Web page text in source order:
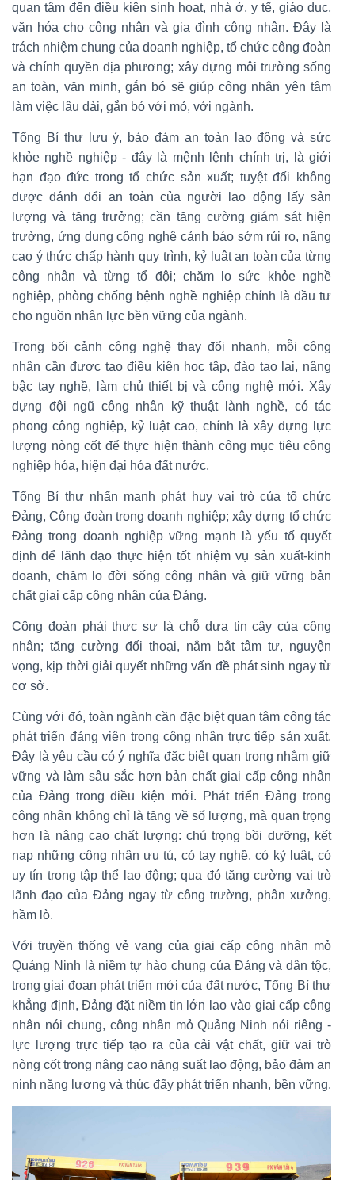
quan tâm đến điều kiện sinh hoạt, nhà ở, y tế, giáo dục,
văn hóa cho công nhân và gia đình công nhân. Đây là
trách nhiệm chung của doanh nghiệp, tổ chức công đoàn
và chính quyền địa phương; xây dựng môi trường sống
an toàn, văn minh, gắn bó sẽ giúp công nhân yên tâm
làm việc lâu dài, gắn bó với mỏ, với ngành.
Tổng Bí thư lưu ý, bảo đảm an toàn lao động và sức
khỏe nghề nghiệp - đây là mệnh lệnh chính trị, là giới
hạn đạo đức trong tổ chức sản xuất; tuyệt đối không
được đánh đổi an toàn của người lao động lấy sản
lượng và tăng trưởng; cần tăng cường giám sát hiện
trường, ứng dụng công nghệ cảnh báo sớm rủi ro, nâng
cao ý thức chấp hành quy trình, kỷ luật an toàn của từng
công nhân và từng tổ đội; chăm lo sức khỏe nghề
nghiệp, phòng chống bệnh nghề nghiệp chính là đầu tư
cho nguồn nhân lực bền vững của ngành.
Trong bối cảnh công nghệ thay đổi nhanh, mỗi công
nhân cần được tạo điều kiện học tập, đào tạo lại, nâng
bậc tay nghề, làm chủ thiết bị và công nghệ mới. Xây
dựng đội ngũ công nhân kỹ thuật lành nghề, có tác
phong công nghiệp, kỷ luật cao, chính là xây dựng lực
lượng nòng cốt để thực hiện thành công mục tiêu công
nghiệp hóa, hiện đại hóa đất nước.
Tổng Bí thư nhấn mạnh phát huy vai trò của tổ chức
Đảng, Công đoàn trong doanh nghiệp; xây dựng tổ chức
Đảng trong doanh nghiệp vững mạnh là yếu tố quyết
định để lãnh đạo thực hiện tốt nhiệm vụ sản xuất-kinh
doanh, chăm lo đời sống công nhân và giữ vững bản
chất giai cấp công nhân của Đảng.
Công đoàn phải thực sự là chỗ dựa tin cậy của công
nhân; tăng cường đối thoại, nắm bắt tâm tư, nguyện
vọng, kịp thời giải quyết những vấn đề phát sinh ngay từ
cơ sở.
Cùng với đó, toàn ngành cần đặc biệt quan tâm công tác
phát triển đảng viên trong công nhân trực tiếp sản xuất.
Đây là yêu cầu có ý nghĩa đặc biệt quan trọng nhằm giữ
vững và làm sâu sắc hơn bản chất giai cấp công nhân
của Đảng trong điều kiện mới. Phát triển Đảng trong
công nhân không chỉ là tăng về số lượng, mà quan trọng
hơn là nâng cao chất lượng: chú trọng bồi dưỡng, kết
nạp những công nhân ưu tú, có tay nghề, có kỷ luật, có
uy tín trong tập thể lao động; qua đó tăng cường vai trò
lãnh đạo của Đảng ngay từ công trường, phân xưởng,
hầm lò.
Với truyền thống vẻ vang của giai cấp công nhân mỏ
Quảng Ninh là niềm tự hào chung của Đảng và dân tộc,
trong giai đoạn phát triển mới của đất nước, Tổng Bí thư
khẳng định, Đảng đặt niềm tin lớn lao vào giai cấp công
nhân nói chung, công nhân mỏ Quảng Ninh nói riêng -
lực lượng trực tiếp tạo ra của cải vật chất, giữ vai trò
nòng cốt trong nâng cao năng suất lao động, bảo đảm an
ninh năng lượng và thúc đẩy phát triển nhanh, bền vững.